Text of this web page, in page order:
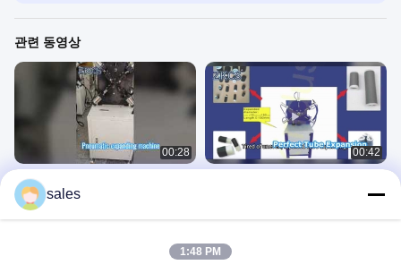
관련 동영상
00:28
공압식 확장 기계 – 냉간 수축 케이블
액세서리의 간단한 작동
콜드 수축 기계
00:42
든 산업을 위한 빠르고 균일한 확장
sales
1:48 PM